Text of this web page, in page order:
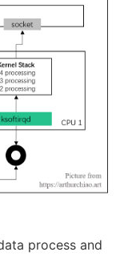
process and